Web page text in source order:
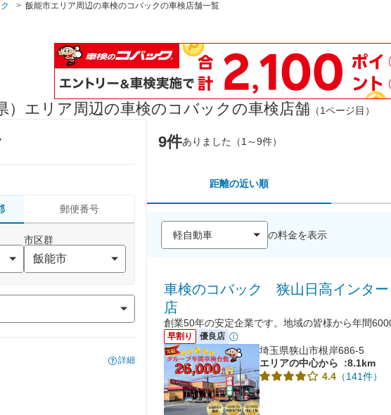
飯能市エリア周辺の車検のコバックの車検店舗一覧
）エリア周辺の車検のコバックの車検店舗 （1ページ目）
郵便番号
市区群
詳細
9件ありました（1～9件）
距離の近い順
の料金を表示
車検のコバック 狭山日高インター
店
創業50年の安定企業です。地域の皆様から年間
早割り 優良店
埼玉県狭山市根岸686-5
エリアの中心から
:8.1km
4.4 （141件）